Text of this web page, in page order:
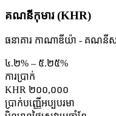
គណនីកុមារ (KHR)
ធនាគារ កាណាឌីយ៉ា - គណនី​
៤.២% – ៥.២៥%
ការប្រាក់
KHR ២០០,០០០
ប្រាក់បញ្ញើអប្បបរមា